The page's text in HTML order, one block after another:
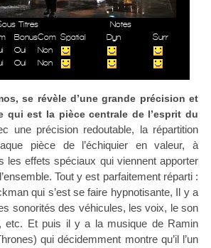
Titres
Notes
BonusCom Spatial Dyn
Surr
Oui
Non
Oui Non
se révèle d’une grande précision et
qui est la pièce centrale de l’esprit du
une précision redoutable, la répartition
pièce de l’échiquier en valeur, à
les effets spéciaux qui viennent apporter
Tout y est parfaitement réparti :
qui s’est se faire hypnotisante, Il y a
sonorités des véhicules, les voix, le son
etc. Et puis il y a la musique de Ramin
qui décidemment montre qu’il l’un